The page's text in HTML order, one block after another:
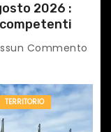
2026 :
Commento
TERRITORIO